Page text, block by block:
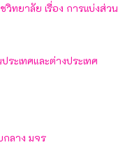
ทยาลัย เรื่อง การแบ่งส่วน
ะเทศและต่างประเทศ
ลาง มจร